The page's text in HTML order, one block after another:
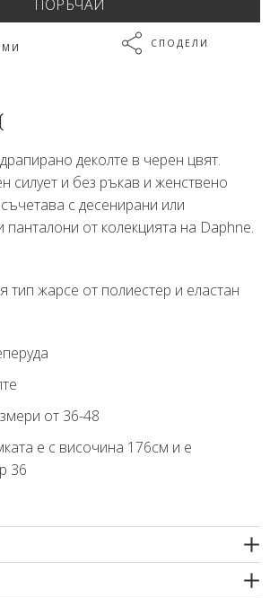
СПОДЕЛИ
деколте в черен цвят.
силует и без ръкав и женствено
с десенирани или
панталони от колекцията на Daphne.
тип жарсе от полиестер и еластан
от 36-48
е с височина 176см и е
36